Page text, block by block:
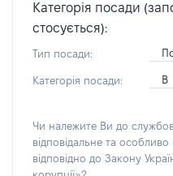
Категорія посади
стосується):
Тип посади:
Категорія посади: В
Чи належите Ви до
відповідальне та
відповідно до Закону